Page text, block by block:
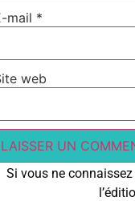
mail *
web
Si vous ne